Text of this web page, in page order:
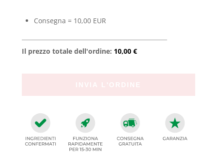
Consegna = 10,00 EUR
Il prezzo totale dell'ordine: 10,00 €